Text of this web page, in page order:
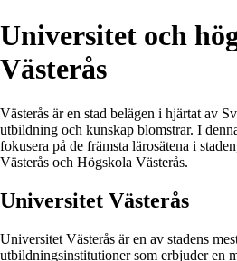
Universitet och
Västerås
Västerås är en stad belägen i hjärtat av
utbildning och kunskap blomstrar. I
fokusera på de främsta lärosätena i
Västerås och Högskola Västerås.
Universitet Västerås
Universitet Västerås är en av stadens
utbildningsinstitutioner som erbjuder en